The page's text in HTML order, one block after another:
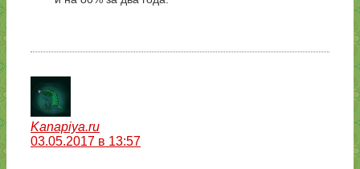
Kanapiya.ru
03.05.2017 в 13:57